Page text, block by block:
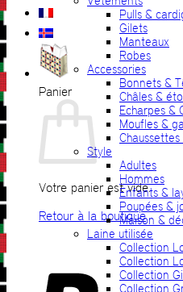
Panier
Votre panier est vide.
Retour à la boutique
Pulls &
Gilets
Manteaux
Robes
Accessories
Bonnets &
Châles &
Echarpes &
Moufles &
Style
Adultes
Hommes
Enfants &
Poupées &
Maison &
Laine utilisée
Collection
Collection
Collection
Collection